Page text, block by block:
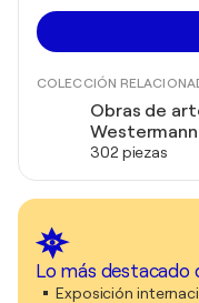
COLECCIÓN
Obras de
Westermann
302 piezas
Lo más destacado
Exposición